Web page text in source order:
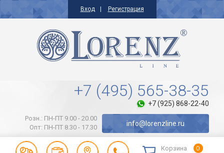
Вход Регистрация
+7 (495) 565-38-35
+7 (925) 868-22-40
Розн.: ПН-ПТ 9.00 - 20.00
Опт: ПН-ПТ 8.30 - 17.30
info@lorenzline.ru
Корзина
0